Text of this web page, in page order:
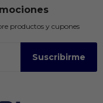
productos y cupones
Suscribirme